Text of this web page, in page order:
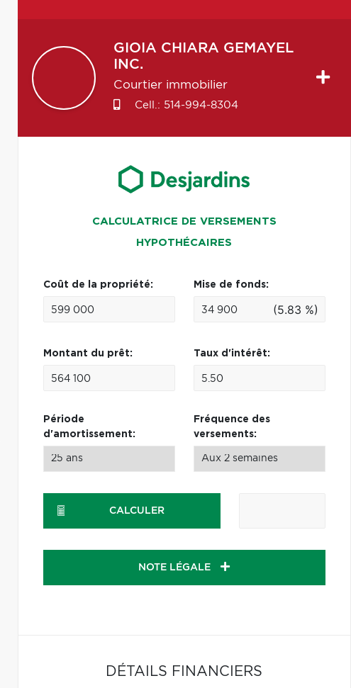
GIOIA CHIARA GEMAYEL
INC.
Courtier immobilier
Cell.: 514-994-8304
CALCULATRICE DE VERSEMENTS
HYPOTHÉCAIRES
Coût de la propriété: Mise de fonds:
(5.83 %)
Montant du prêt: Taux d'intérêt:
Période
d'amortissement:
Fréquence des
versements:
CALCULER
NOTE LÉGALE
DÉTAILS FINANCIERS